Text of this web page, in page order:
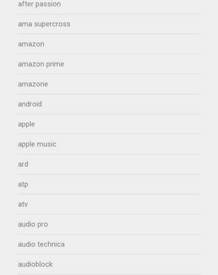
after passion
ama supercross
amazon
amazon prime
amazone
android
apple
apple music
ard
atp
atv
audio pro
audio technica
audioblock